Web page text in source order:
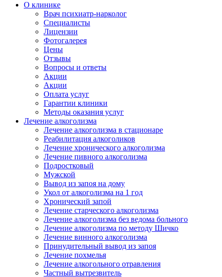
О клинике
Врач психиатр-нарколог
Специалисты
Лицензии
Фотогалерея
Цены
Отзывы
Вопросы и ответы
Акции
Акции
Оплата услуг
Гарантии клиники
Методы оказания услуг
Лечение алкоголизма
Лечение алкоголизма в стационаре
Реабилитация алкоголиков
Лечение хронического алкоголизма
Лечение пивного алкоголизма
Подростковый
Мужской
Вывод из запоя на дому
Укол от алкоголизма на 1 год
Хронический запой
Лечение старческого алкоголизма
Лечение алкоголизма без ведома больного
Лечение алкоголизма по методу Шичко
Лечение винного алкоголизма
Принудительный вывод из запоя
Лечение похмелья
Лечение алкогольного отравления
Частный вытрезвитель